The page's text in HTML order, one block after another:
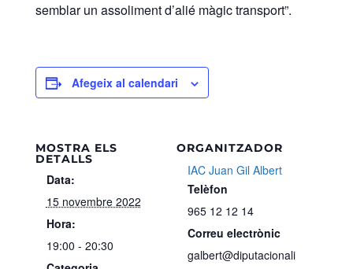
semblar un assoliment d’alié màgic transport”.
Afegeix al calendari
MOSTRA ELS
DETALLS
Data:
15 novembre 2022
Hora:
19:00 - 20:30
ORGANITZADOR
IAC Juan Gil Albert
Telèfon
965 12 12 14
Correu electrònic
galbert@diputacionali